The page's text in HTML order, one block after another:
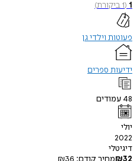
1
(
1ביקורת)
פעוטות וילדי גן
ידיעות ספרים
48 עמודים
יולי
2022
דיגיטלי